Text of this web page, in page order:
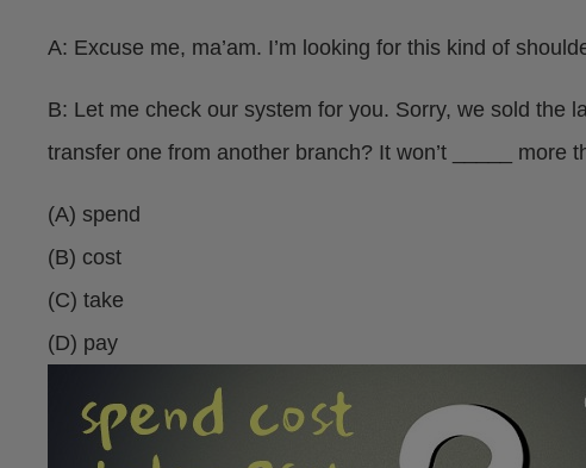
A: Excuse me, ma’am. I’m looking for this kind of
B: Let me check our system for you. Sorry, we sold the
transfer one from another branch? It won’t _____ more
(A) spend
(B) cost
(C) take
(D) pay